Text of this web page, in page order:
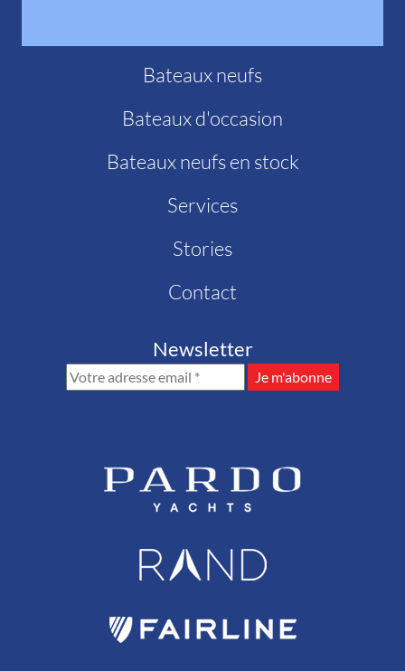
Bateaux neufs
Bateaux d'occasion
Bateaux neufs en stock
Services
Stories
Contact
Newsletter